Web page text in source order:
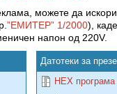
можете да
”ЕМИТЕР” 1/2000),
напон од 220V.
Датотеки за
HEX